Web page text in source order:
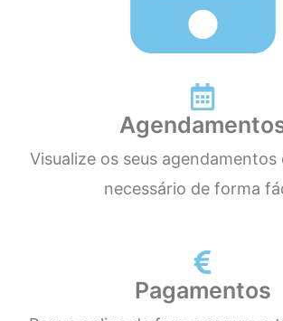
Visualize os seus agendamentos
necessário de forma
Pagamentos